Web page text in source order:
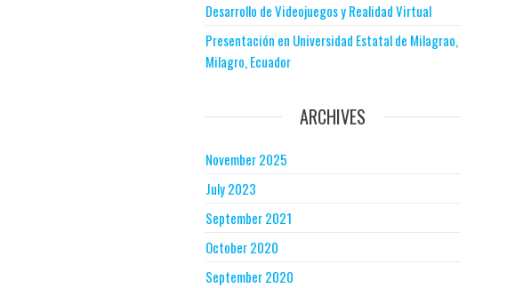
Desarrollo de Videojuegos y Realidad Virtual
Presentación en Universidad Estatal de Milagrao,
Milagro, Ecuador
ARCHIVES
November 2025
July 2023
September 2021
October 2020
September 2020